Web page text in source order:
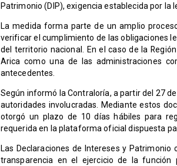
Patrimonio (DIP), exigencia establecida por
La medida forma parte de un amplio
verificar el cumplimiento de las obligaciones
del territorio nacional. En el caso de la
Arica como una de las administraciones
antecedentes.
Según informó la Contraloría, a partir del 27
autoridades involucradas. Mediante estos
otorgó un plazo de 10 días hábiles para
requerida en la plataforma oficial dispuesta
Las Declaraciones de Intereses y
transparencia en el ejercicio de la